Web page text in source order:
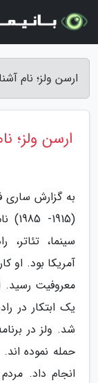
ارسن ولز؛ نام
ارسن ولز؛
به گزارش ساری
سینما، تئاتر،
آمریکا بود. او
یک ابتکار در
شد. ولز در
انجام داد.